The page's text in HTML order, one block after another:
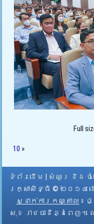
Full
10 »
ទំព័រដើម
សំណួរ និង ចំ
រក្សាសិទ្ធិ © ២០១៤ ដ
ស្នាក់ការកណ្តាល ៖
សុខ រាជធានីភ្នំពេញ